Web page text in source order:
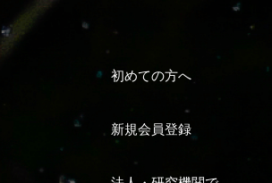
初めての方へ
新規会員登録